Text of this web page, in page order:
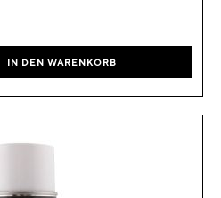
IN DEN WARENKORB